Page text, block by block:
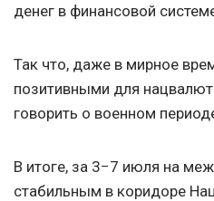
денег в финансовой
Так что, даже в мирное
позитивными для
говорить о военном
В итоге, за 3−7 июля на
стабильным в коридоре